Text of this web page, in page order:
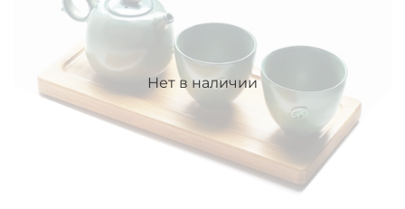
Нет в наличии